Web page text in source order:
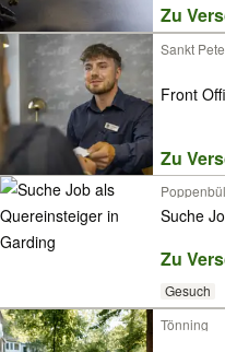
Zu
Sankt
Front
Zu
Suche
Zu
Gesuch
Tönning